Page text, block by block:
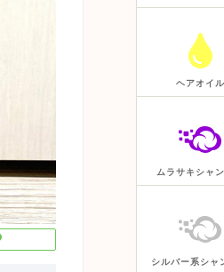
ヘアオイル
ムラサキシャ
シルバー系シャ